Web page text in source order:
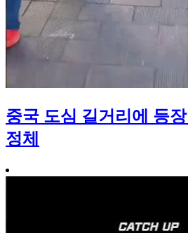
중국 도심 길거리에 등장
정체